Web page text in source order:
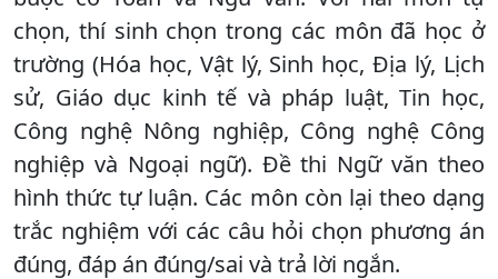
chọn, thí sinh chọn trong các môn đã học ở
trường (Hóa học, Vật lý, Sinh học, Địa lý, Lịch
sử, Giáo dục kinh tế và pháp luật, Tin học,
Công nghệ Nông nghiệp, Công nghệ Công
nghiệp và Ngoại ngữ). Đề thi Ngữ văn theo
hình thức tự luận. Các môn còn lại theo dạng
trắc nghiệm với các câu hỏi chọn phương án
đúng, đáp án đúng/sai và trả lời ngắn.